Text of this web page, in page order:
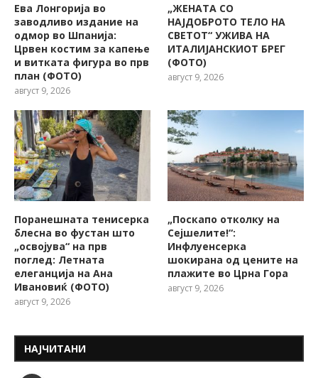
Ева Лонгорија во
заводливо издание на
одмор во Шпанија:
Црвен костим за капење
и витката фигура во прв
план (ФОТО)
август 9, 2026
„ЖЕНАТА СО
НАЈДОБРОТО ТЕЛО НА
СВЕТОТ“ УЖИВА НА
ИТАЛИЈАНСКИОТ БРЕГ
(ФОТО)
август 9, 2026
Поранешната тенисерка
блесна во фустан што
„освојува“ на прв
поглед: Летната
елеганција на Ана
Ивановиќ (ФОТО)
август 9, 2026
„Поскапо отколку на
Сејшелите!“:
Инфлуенсерка
шокирана од цените на
плажите во Црна Гора
август 9, 2026
НАЈЧИТАНИ